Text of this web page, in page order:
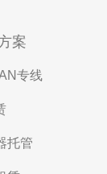
案
专线
托管